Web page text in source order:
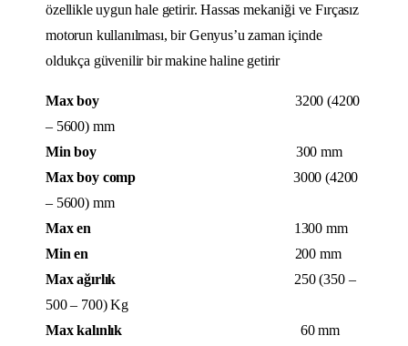
özellikle uygun hale getirir. Hassas mekaniği ve Fırçasız
motorun kullanılması, bir Genyus’u zaman içinde
oldukça güvenilir bir makine haline getirir
Max boy3200 (4200
– 5600) mm
Min boy300 mm
Max boy comp 3000 (4200
– 5600) mm
Max en 1300 mm
Min en 200 mm
Max ağırlık 250 (350 –
500 – 700) Kg
Max kalınlık 60 mm